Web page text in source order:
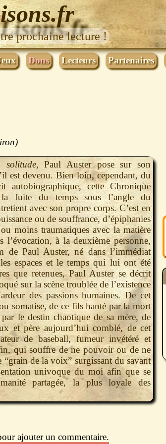
prochaine lecture !
Dons Lecteurs Partenaires
solitude, Paul Auster pose sur son
est devenu. Bien loin, cependant, du
cette Chronique
fuite du temps sous l’angle du
avec son propre corps. C’est en
ou de souffrance, d’épiphanies
moins traumatiques avec la matière
à la deuxième personne,
de Paul Auster, né dans l’immédiat
espaces et le temps qui lui ont été
que retenues, Paul Auster se décrit
sur la scène troublée de l’existence
des passions humaines. De cet
somatise, de ce fils hanté par la mort
le destin chaotique de sa mère, de
et père aujourd’hui comblé, de cet
de baseball, fumeur invétéré et
qui souffre de ne pouvoir ou de ne
de la voix” surgissant du savant
univoque du moi afin que se
partagée, la plus loyale des
ajouter un commentaire.